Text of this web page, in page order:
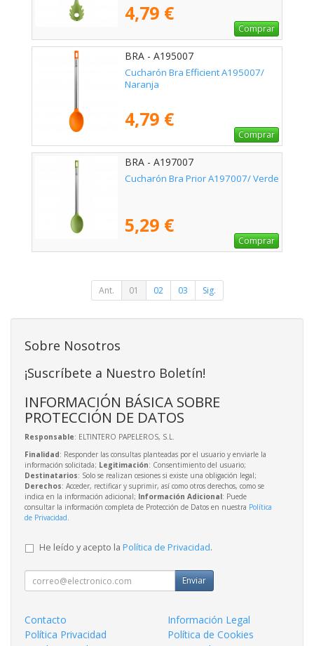
4,79 €
Comprar
BRA - A195007
Cucharón Bra Efficient A195007/
Naranja
4,79 €
Comprar
BRA - A197007
Cucharón Bra Prior A197007/ Verde
5,29 €
Comprar
Ant. 01 02 03 Sig.
Sobre Nosotros
¡Suscríbete a Nuestro Boletín!
INFORMACIÓN BÁSICA SOBRE
PROTECCIÓN DE DATOS
Responsable: ELTINTERO PAPELEROS, S.L.
Finalidad: Responder las consultas planteadas por el usuario y enviarle la
información solicitada; Legitimación: Consentimiento del usuario;
Destinatarios: Solo se realizan cesiones si existe una obligación legal;
Derechos: Acceder, rectificar y suprimir, así como otros derechos, como se
indica en la información adicional; Información Adicional: Puede
consultar la información completa de Protección de Datos en nuestra Política
de Privacidad.
He leído y acepto la Política de Privacidad.
Enviar
Contacto
Información Legal
Política Privacidad
Política de Cookies